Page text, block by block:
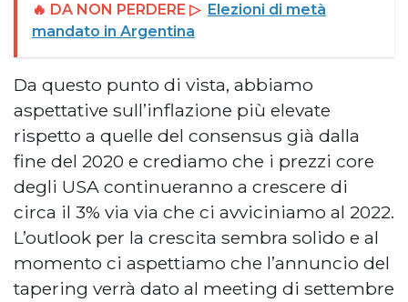
🔥 DA NON PERDERE ▷ Elezioni di metà
mandato in Argentina
Da questo punto di vista, abbiamo
aspettative sull’inflazione più elevate
rispetto a quelle del consensus già dalla
fine del 2020 e crediamo che i prezzi core
degli USA continueranno a crescere di
circa il 3% via via che ci avviciniamo al 2022.
L’outlook per la crescita sembra solido e al
momento ci aspettiamo che l’annuncio del
tapering verrà dato al meeting di settembre